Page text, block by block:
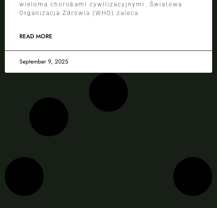
wieloma chorobami cywilizacyjnymi. Światowa
Organizacja Zdrowia (WHO) zaleca
READ MORE
September 9, 2025